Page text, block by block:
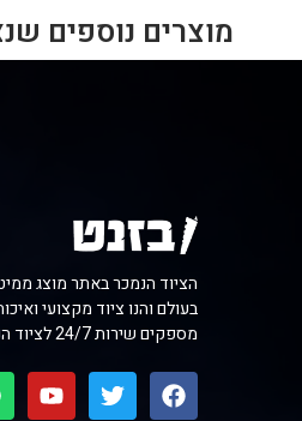
מוצרים נוספים
הציוד הנמכר באתר מוצג
בעולם והנו ציוד מקצועי
מספקים שירות 24/7 לציוד הנ"ל.